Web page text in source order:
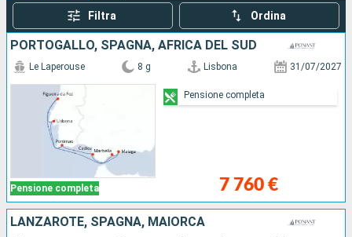
Filtra Ordina
PORTOGALLO, SPAGNA, AFRICA DEL SUD
Pensione completa
Le Laperouse 8 g Lisbona 31/07/2027
7 760 €
Pensione completa
LANZAROTE, SPAGNA, MAIORCA